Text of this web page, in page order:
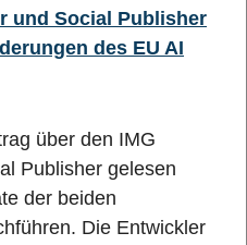
und Social Publisher
des EU AI
über den IMG
Publisher gelesen
der beiden
Die Entwickler